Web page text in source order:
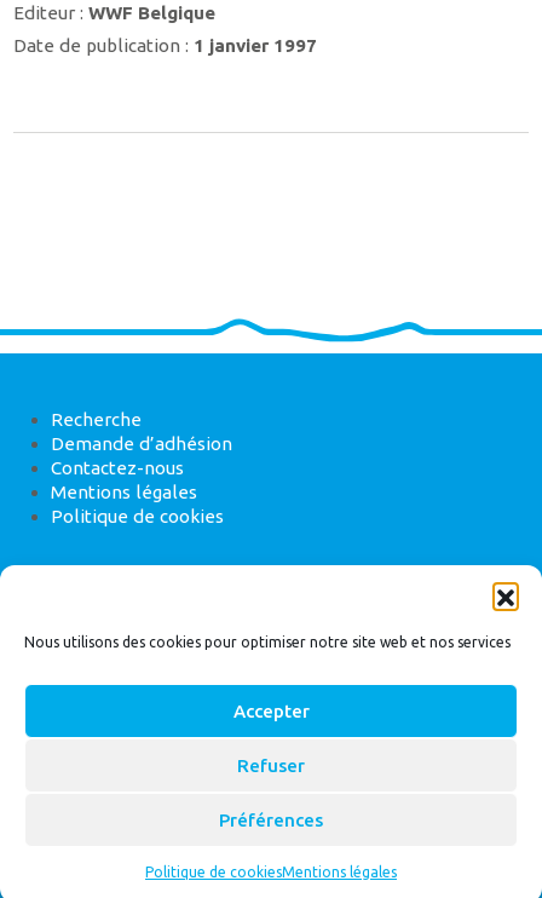
Nous utilisons des cookies pour optimiser notre site web et nos services
Accepter
Refuser
Préférences
Politique de cookiesMentions légales
Editeur :WWF Belgique
Date de publication : 1 janvier 1997
Recherche
Demande d’adhésion
Contactez-nous
Mentions légales
Politique de cookies